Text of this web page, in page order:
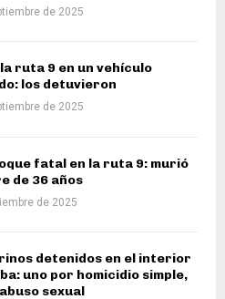
de 2025
ruta 9 en un vehículo
los detuvieron
de 2025
fatal en la ruta 9: murió
de 36 años
de 2025
detenidos en el interior
uno por homicidio simple,
sexual